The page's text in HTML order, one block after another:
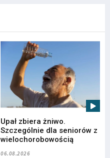
Upał zbiera żniwo.
Szczególnie dla seniorów z
wielochorobowością
06.08.2026